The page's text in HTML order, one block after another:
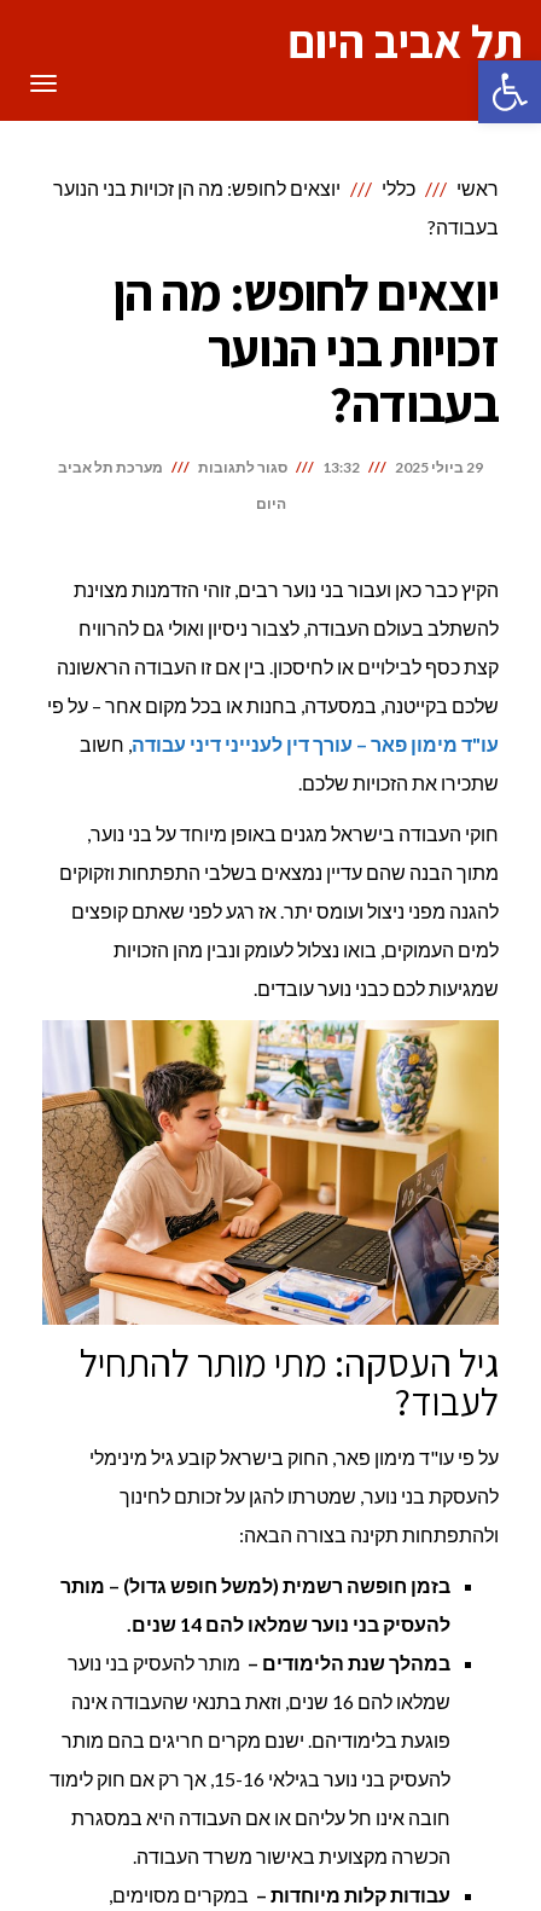
פתח סרגל נגישות
תל אביב היום
ראשי כללי
יוצאים לחופש: מה הן זכויות בני הנוער
בעבודה?
יוצאים לחופש: מה הן
זכויות בני הנוער
בעבודה?
29 ביולי 2025 13:32 סגור לתגובות על
הנוער
בעבודה?
מערכת תל אביב
היום
הקיץ כבר כאן ועבור בני נוער רבים, זוהי הזדמנות מצוינת
להשתלב בעולם העבודה, לצבור ניסיון ואולי גם להרוויח
קצת כסף לבילויים או לחיסכון. בין אם זו העבודה הראשונה
שלכם בקייטנה, במסעדה, בחנות או בכל מקום אחר – על פי
עו"ד מימון פאר – עורך דין לענייני דיני עבודה, חשוב
שתכירו את הזכויות שלכם.
חוקי העבודה בישראל מגנים באופן מיוחד על בני נוער,
מתוך הבנה שהם עדיין נמצאים בשלבי התפתחות וזקוקים
להגנה מפני ניצול ועומס יתר. אז רגע לפני שאתם קופצים
למים העמוקים, בואו נצלול לעומק ונבין מהן הזכויות
שמגיעות לכם כבני נוער עובדים.
גיל העסקה: מתי מותר להתחיל
לעבוד?
על פי עו"ד מימון פאר, החוק בישראל קובע גיל מינימלי
להעסקת בני נוער, שמטרתו להגן על זכותם לחינוך
ולהתפתחות תקינה בצורה הבאה:
בזמן חופשה רשמית (למשל חופש גדול) – מותר
להעסיק בני נוער שמלאו להם 14 שנים.
במהלך שנת הלימודים – מותר להעסיק בני נוער
שמלאו להם 16 שנים, וזאת בתנאי שהעבודה אינה
פוגעת בלימודיהם. ישנם מקרים חריגים בהם מותר
להעסיק בני נוער בגילאי 15-16, אך רק אם חוק לימוד
חובה אינו חל עליהם או אם העבודה היא במסגרת
הכשרה מקצועית באישור משרד העבודה.
עבודות קלות מיוחדות – במקרים מסוימים,